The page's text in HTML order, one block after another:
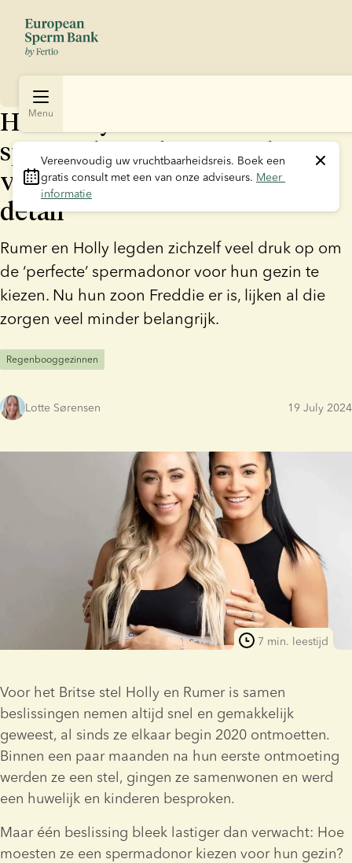
Menu
Vereenvoudig uw vruchtbaarheidsreis. Boek een
gratis consult met een van onze adviseurs. Meer
informatie
Hoe Holly en Rumer hun
spermadonor kozen nadat ze
verstrikt raakten in elk klein
detail
Rumer en Holly legden zichzelf veel druk op om
de ‘perfecte’ spermadonor voor hun gezin te
kiezen. Nu hun zoon Freddie er is, lijken al die
zorgen veel minder belangrijk.
Regenbooggezinnen
Lotte Sørensen 19 July 2024
7 min. leestijd
Voor het Britse stel Holly en Rumer is samen
beslissingen nemen altijd snel en gemakkelijk
geweest, al sinds ze elkaar begin 2020 ontmoetten.
Binnen een paar maanden na hun eerste ontmoeting
werden ze een stel, gingen ze samenwonen en werd
een huwelijk en kinderen besproken.
Maar één beslissing bleek lastiger dan verwacht: Hoe
moesten ze een spermadonor kiezen voor hun gezin?